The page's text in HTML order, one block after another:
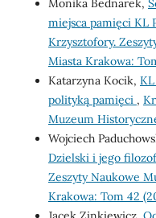
Monika Bednarek,
miejsca pamięci KL
Krzysztofory.
Miasta Krakowa:
Katarzyna Kocik,
polityką pamięci ,
Muzeum
Wojciech
Dzielski i jego
Zeszyty Naukowe
Krakowa: Tom 42